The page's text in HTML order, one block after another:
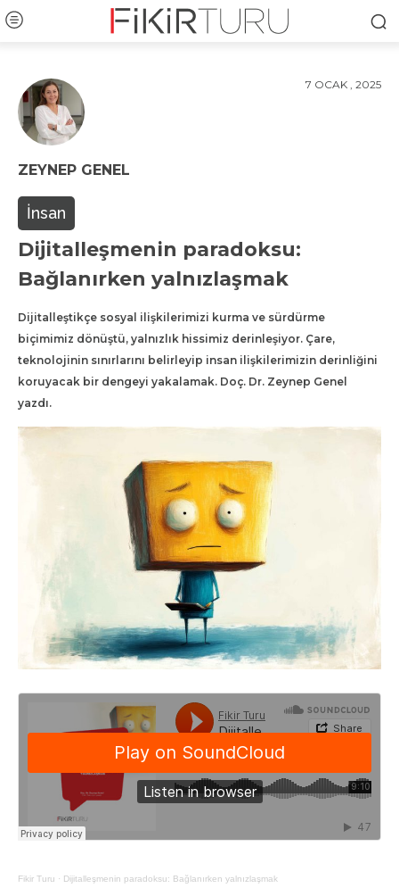
7 OCAK , 2025
ZEYNEP GENEL
İnsan
Dijitalleşmenin paradoksu:
Bağlanırken yalnızlaşmak
Dijitalleştikçe sosyal ilişkilerimizi kurma ve sürdürme
biçimimiz dönüştü, yalnızlık hissimiz derinleşiyor. Çare,
teknolojinin sınırlarını belirleyip insan ilişkilerimizin derinliğini
koruyacak bir dengeyi yakalamak. Doç. Dr. Zeynep Genel
yazdı.
Fikir Turu · Dijitalleşmenin paradoksu: Bağlanırken yalnızlaşmak